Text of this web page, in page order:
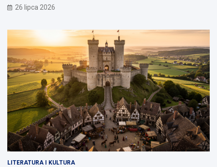
26 lipca 2026
LITERATURA I KULTURA